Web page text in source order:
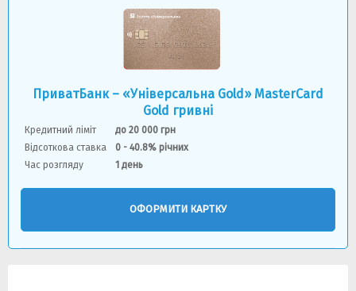
ПриватБанк – «Універсальна Gold» MasterCard
Gold гривні
Кредитний ліміт
до 20 000 грн
Відсоткова ставка
0 - 40.8% річних
Час розгляду
1 день
ОФОРМИТИ КАРТКУ